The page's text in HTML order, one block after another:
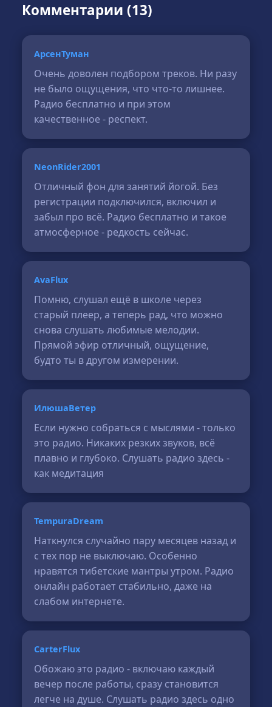
Комментарии (13)
АрсенТуман
Очень доволен подбором треков. Ни разу
не было ощущения, что что-то лишнее.
Радио бесплатно и при этом
качественное - респект.
NeonRider2001
Отличный фон для занятий йогой. Без
регистрации подключился, включил и
забыл про всё. Радио бесплатно и такое
атмосферное - редкость сейчас.
AvaFlux
Помню, слушал ещё в школе через
старый плеер, а теперь рад, что можно
снова слушать любимые мелодии.
Прямой эфир отличный, ощущение,
будто ты в другом измерении.
ИлюшаВетер
Если нужно собраться с мыслями - только
это радио. Никаких резких звуков, всё
плавно и глубоко. Слушать радио здесь -
как медитация
TempuraDream
Наткнулся случайно пару месяцев назад и
с тех пор не выключаю. Особенно
нравятся тибетские мантры утром. Радио
онлайн работает стабильно, даже на
слабом интернете.
CarterFlux
Обожаю это радио - включаю каждый
вечер после работы, сразу становится
легче на душе. Слушать радио здесь одно